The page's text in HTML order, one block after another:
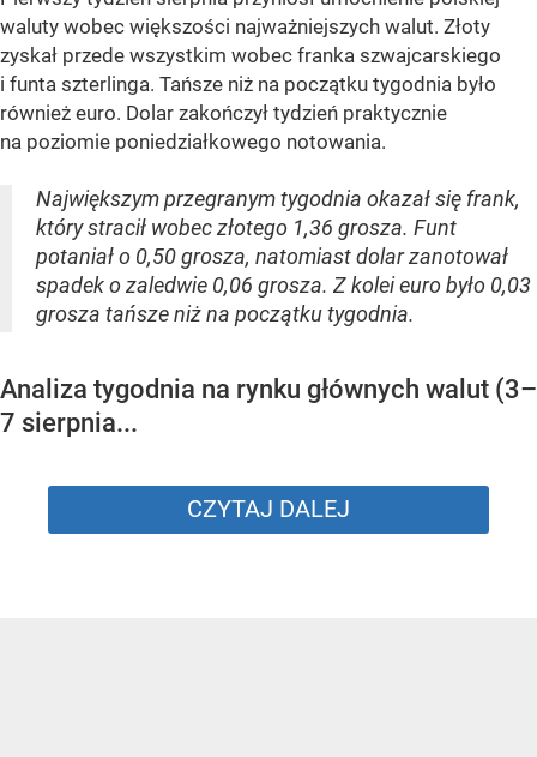
waluty wobec większości najważniejszych walut. Złoty
zyskał przede wszystkim wobec franka szwajcarskiego
i funta szterlinga. Tańsze niż na początku tygodnia było
również euro. Dolar zakończył tydzień praktycznie
na poziomie poniedziałkowego notowania.
Największym przegranym tygodnia okazał się frank,
który stracił wobec złotego 1,36 grosza. Funt
potaniał o 0,50 grosza, natomiast dolar zanotował
spadek o zaledwie 0,06 grosza. Z kolei euro było 0,03
grosza tańsze niż na początku tygodnia.
Analiza tygodnia na rynku głównych walut (3–
7 sierpnia...
CZYTAJ DALEJ